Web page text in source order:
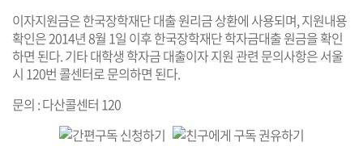
이자지원금은 한국장학재단 대출 원리금 상환에 사용되며, 지원내용
확인은 2014년 8월 1일 이후 한국장학재단 학자금대출 원금을 확인
하면 된다. 기타 대학생 학자금 대출이자 지원 관련 문의사항은 서울
시 120번 콜센터로 문의하면 된다.
문의 : 다산콜센터 120